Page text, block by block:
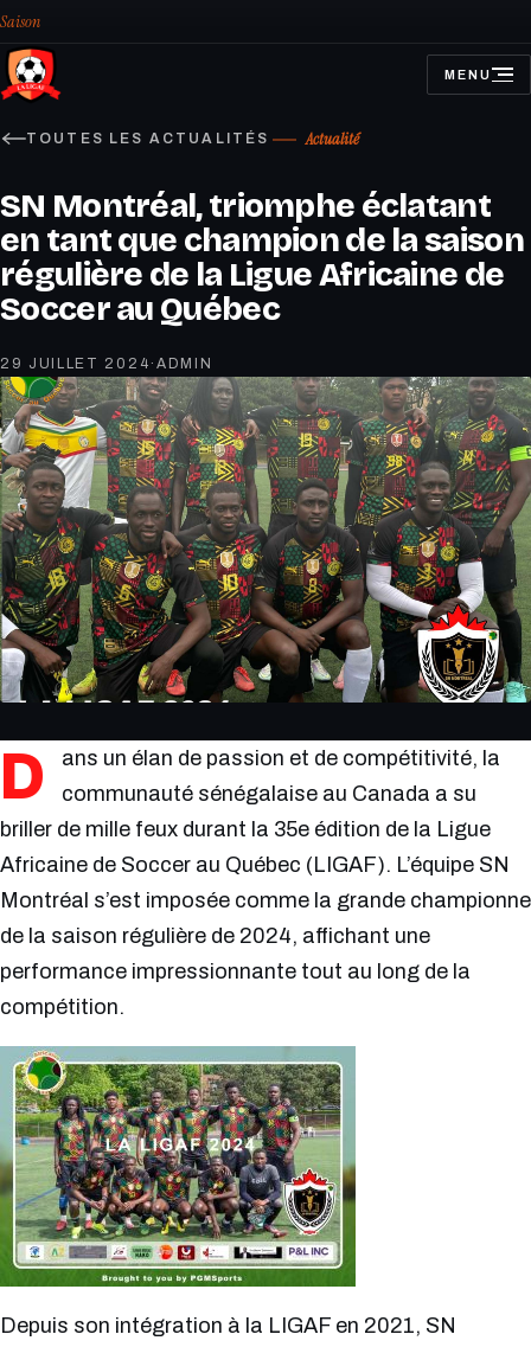
Saison
MENU
OUVRIR
LE
TOUTES LES ACTUALITÉS Actualité
SN Montréal, triomphe éclatant
en tant que champion de la saison
régulière de la Ligue Africaine de
Soccer au Québec
29 JUILLET 2024 · ADMIN
D
ans un élan de passion et de compétitivité, la
communauté sénégalaise au Canada a su
briller de mille feux durant la 35e édition de la Ligue
Africaine de Soccer au Québec (LIGAF). L’équipe SN
Montréal s’est imposée comme la grande championne
de la saison régulière de 2024, affichant une
performance impressionnante tout au long de la
compétition.
Depuis son intégration à la LIGAF en 2021, SN